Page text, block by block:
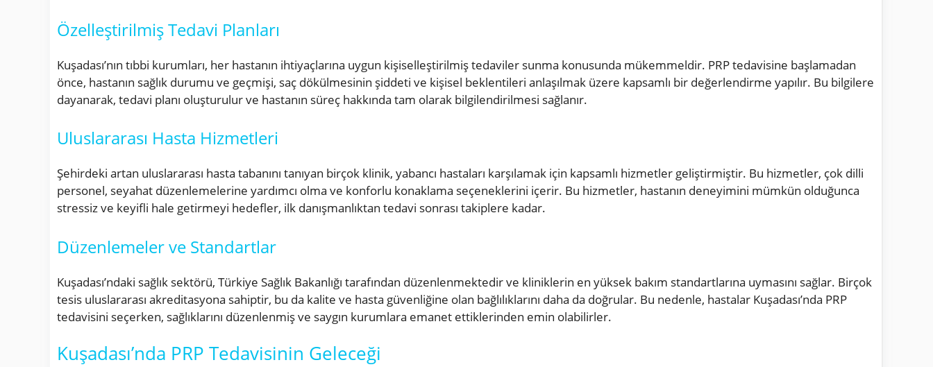
Özelleştirilmiş Tedavi Planları
Kuşadası’nın tıbbi kurumları, her hastanın ihtiyaçlarına uygun kişiselleştirilmiş tedaviler sunma konusunda mükemmeldir. PRP tedavisine başlamadan
önce, hastanın sağlık durumu ve geçmişi, saç dökülmesinin şiddeti ve kişisel beklentileri anlaşılmak üzere kapsamlı bir değerlendirme yapılır. Bu bilgilere
dayanarak, tedavi planı oluşturulur ve hastanın süreç hakkında tam olarak bilgilendirilmesi sağlanır.
Uluslararası Hasta Hizmetleri
Şehirdeki artan uluslararası hasta tabanını tanıyan birçok klinik, yabancı hastaları karşılamak için kapsamlı hizmetler geliştirmiştir. Bu hizmetler, çok dilli
personel, seyahat düzenlemelerine yardımcı olma ve konforlu konaklama seçeneklerini içerir. Bu hizmetler, hastanın deneyimini mümkün olduğunca
stressiz ve keyifli hale getirmeyi hedefler, ilk danışmanlıktan tedavi sonrası takiplere kadar.
Düzenlemeler ve Standartlar
Kuşadası’ndaki sağlık sektörü, Türkiye Sağlık Bakanlığı tarafından düzenlenmektedir ve kliniklerin en yüksek bakım standartlarına uymasını sağlar. Birçok
tesis uluslararası akreditasyona sahiptir, bu da kalite ve hasta güvenliğine olan bağlılıklarını daha da doğrular. Bu nedenle, hastalar Kuşadası’nda PRP
tedavisini seçerken, sağlıklarını düzenlenmiş ve saygın kurumlara emanet ettiklerinden emin olabilirler.
Kuşadası’nda PRP Tedavisinin Geleceği